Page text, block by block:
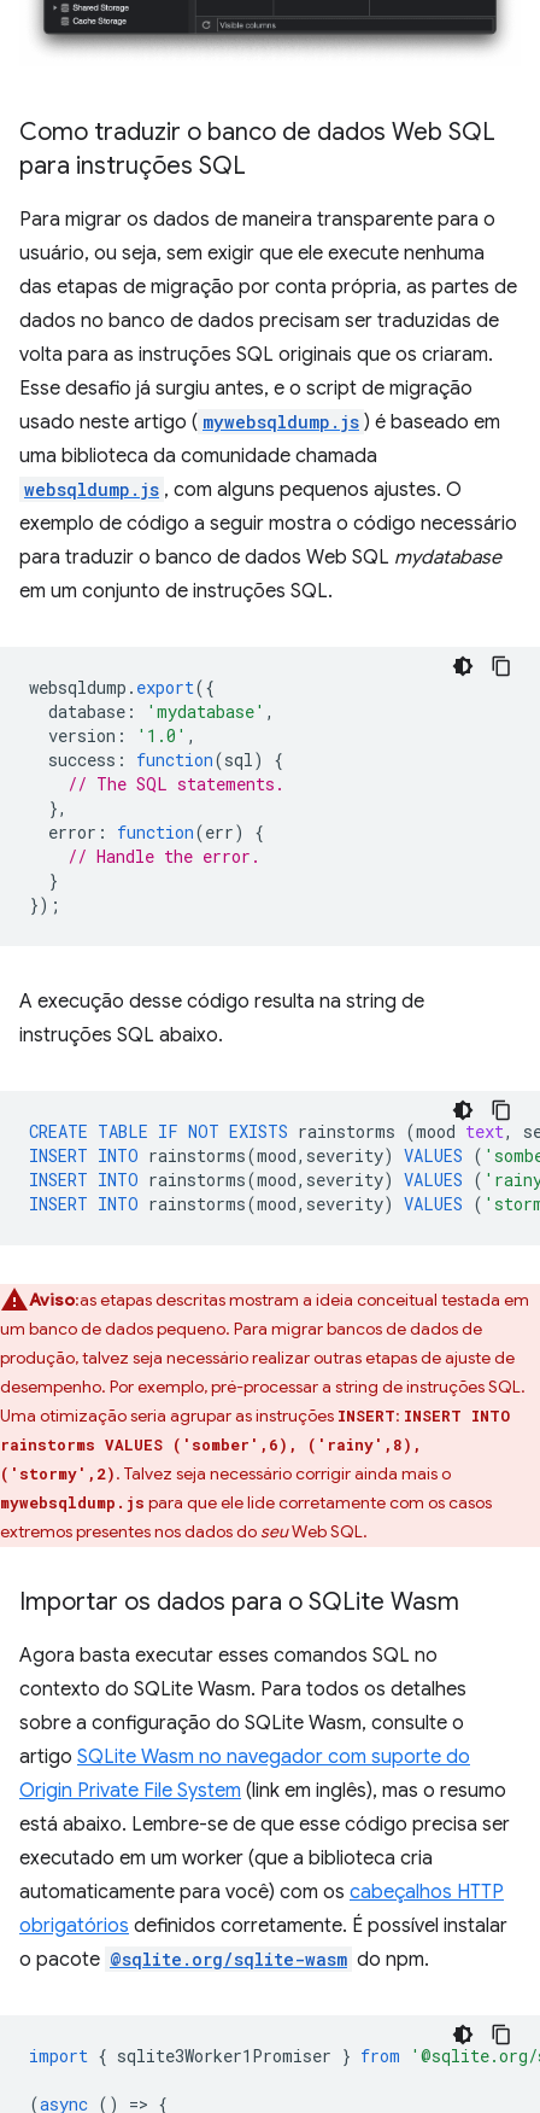
Como traduzir o banco de dados Web SQL
para instruções SQL
Para migrar os dados de maneira transparente para o
usuário, ou seja, sem exigir que ele execute nenhuma
das etapas de migração por conta própria, as partes de
dados no banco de dados precisam ser traduzidas de
volta para as instruções SQL originais que os criaram.
Esse desafio já surgiu antes, e o script de migração
usado neste artigo ( mywebsqldump.js ) é baseado em
uma biblioteca da comunidade chamada
websqldump.js , com alguns pequenos ajustes. O
exemplo de código a seguir mostra o código necessário
para traduzir o banco de dados Web SQL mydatabase
em um conjunto de instruções SQL.
websqldump . export({
database : 'mydatabase' ,
version : '1.0' ,
success : function(sql)
{
// The SQL statements.
},
error : function(err)
{
// Handle the error.
}
});
A execução desse código resulta na string de
instruções SQL abaixo.
CREATE TABLE IF NOT EXISTS rainstorms (mood text,
INSERT INTO rainstorms(mood, severity) VALUES (
INSERT INTO rainstorms(mood, severity) VALUES (
INSERT INTO rainstorms(mood, severity) VALUES (
Aviso:as etapas descritas mostram a ideia conceitual testada em
um banco de dados pequeno. Para migrar bancos de dados de
produção, talvez seja necessário realizar outras etapas de ajuste de
desempenho. Por exemplo, pré-processar a string de instruções SQL.
Uma otimização seria agrupar as instruções INSERT: INSERT INTO
rainstorms VALUES ('somber',6), ('rainy',8),
('stormy',2). Talvez seja necessário corrigir ainda mais o
mywebsqldump.js para que ele lide corretamente com os casos
extremos presentes nos dados do seuWeb SQL.
Importar os dados para o SQLite Wasm
Agora basta executar esses comandos SQL no
contexto do SQLite Wasm. Para todos os detalhes
sobre a configuração do SQLite Wasm, consulte o
artigo SQLite Wasm no navegador com suporte do
Origin Private File System (link em inglês), mas o resumo
está abaixo. Lembre-se de que esse código precisa ser
executado em um worker (que a biblioteca cria
automaticamente para você) com os cabeçalhos HTTP
obrigatórios definidos corretamente. É possível instalar
o pacote @sqlite.org/sqlite-wasm do npm.
import { sqlite3Worker1Promiser } from
(async () => {